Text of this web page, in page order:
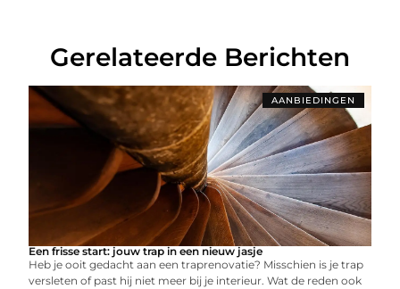
Gerelateerde Berichten
AANBIEDINGEN
Een frisse start: jouw trap in een nieuw jasje
Heb je ooit gedacht aan een traprenovatie? Misschien is je trap
versleten of past hij niet meer bij je interieur. Wat de reden ook